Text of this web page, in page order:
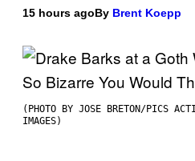
15 hours agoBy Brent Koepp
(PHOTO BY JOSE BRETON/PICS
IMAGES)